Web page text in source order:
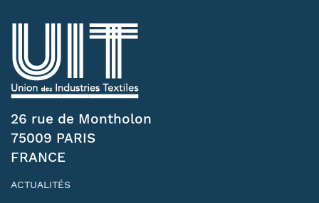
26 rue de Montholon
75009 PARIS
FRANCE
ACTUALITÉS